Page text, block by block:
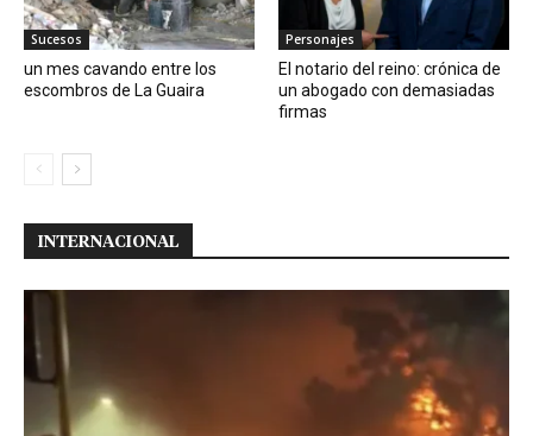
Sucesos
un mes cavando entre los
escombros de La Guaira
Personajes
El notario del reino: crónica de
un abogado con demasiadas
firmas
INTERNACIONAL